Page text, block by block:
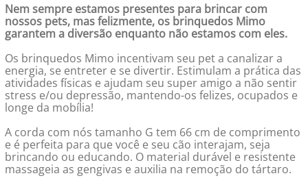
Nem sempre estamos presentes para brincar com
nossos pets, mas felizmente, os brinquedos Mimo
garantem a diversão enquanto não estamos com eles.
Os brinquedos Mimo incentivam seu pet a canalizar a
energia, se entreter e se divertir. Estimulam a prática das
atividades físicas e ajudam seu super amigo a não sentir
stress e/ou depressão, mantendo-os felizes, ocupados e
longe da mobília!
A corda com nós tamanho G tem 66 cm de comprimento
e é perfeita para que você e seu cão interajam, seja
brincando ou educando. O material durável e resistente
massageia as gengivas e auxilia na remoção do tártaro.